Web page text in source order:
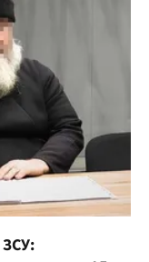
ЗСУ: